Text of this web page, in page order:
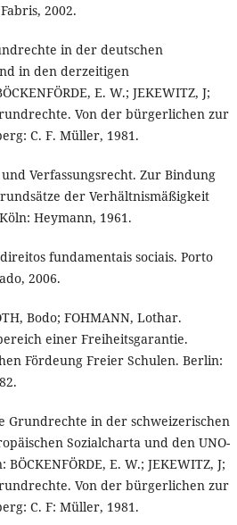
2002.
in der deutschen
in den derzeitigen
E. W.; JEKEWITZ, J;
Von der bürgerlichen zur
C. F. Müller, 1981.
und Verfassungsrecht. Zur Bindung
der Verhältnismäßigkeit
Heymann, 1961.
fundamentais sociais. Porto
2006.
Bodo; FOHMANN, Lothar.
einer Freiheitsgarantie.
Fördeung Freier Schulen. Berlin:
Grundrechte in der schweizerischen
Sozialcharta und den UNO-
E. W.; JEKEWITZ, J;
Von der bürgerlichen zur
C. F: Müller, 1981.